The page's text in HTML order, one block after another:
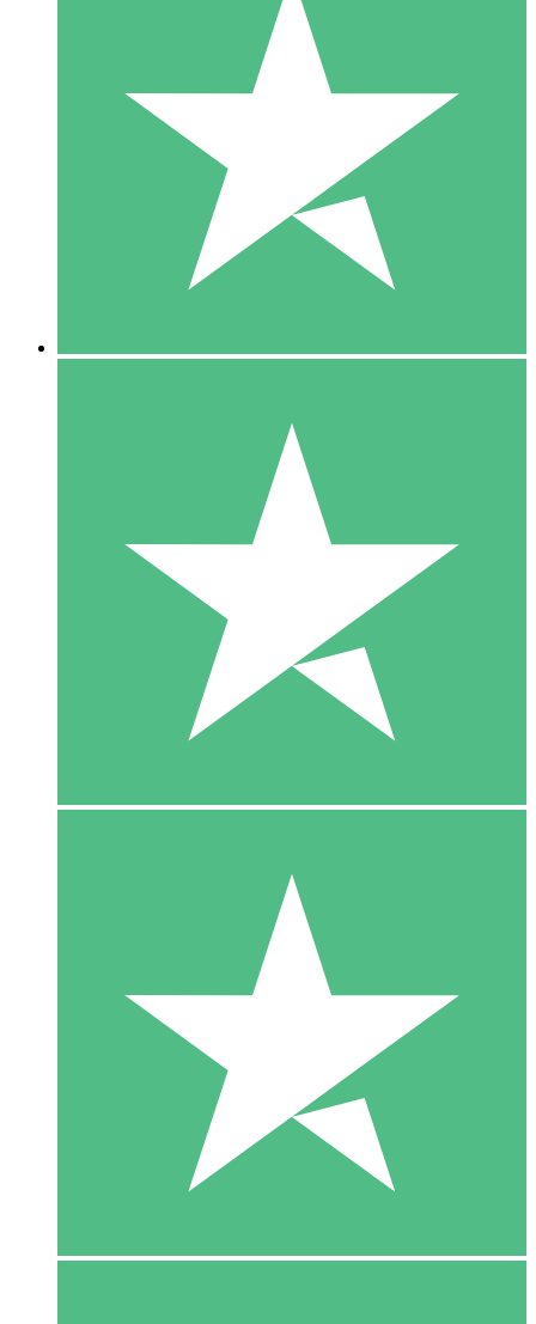
Individuelle Credit-Pakete
Zahlen Sie nach Bedarf mit Download-Credits. Keine
monatliche Verpflichtung erforderlich.
10 00
10 Downloads
20 00